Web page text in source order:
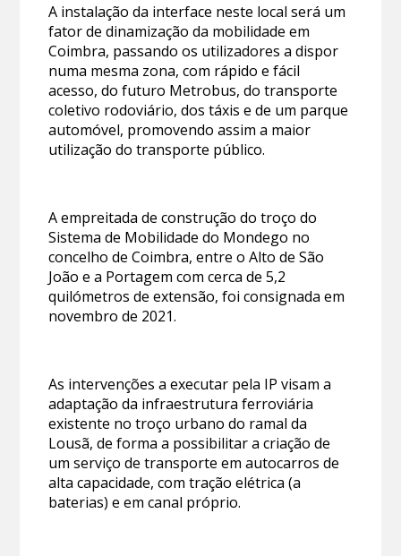
A instalação da interface neste local será um
fator de dinamização da mobilidade em
Coimbra, passando os utilizadores a dispor
numa mesma zona, com rápido e fácil
acesso, do futuro Metrobus, do transporte
coletivo rodoviário, dos táxis e de um parque
automóvel, promovendo assim a maior
utilização do transporte público.
A empreitada de construção do troço do
Sistema de Mobilidade do Mondego no
concelho de Coimbra, entre o Alto de São
João e a Portagem com cerca de 5,2
quilómetros de extensão, foi consignada em
novembro de 2021.
As intervenções a executar pela IP visam a
adaptação da infraestrutura ferroviária
existente no troço urbano do ramal da
Lousã, de forma a possibilitar a criação de
um serviço de transporte em autocarros de
alta capacidade, com tração elétrica (a
baterias) e em canal próprio.